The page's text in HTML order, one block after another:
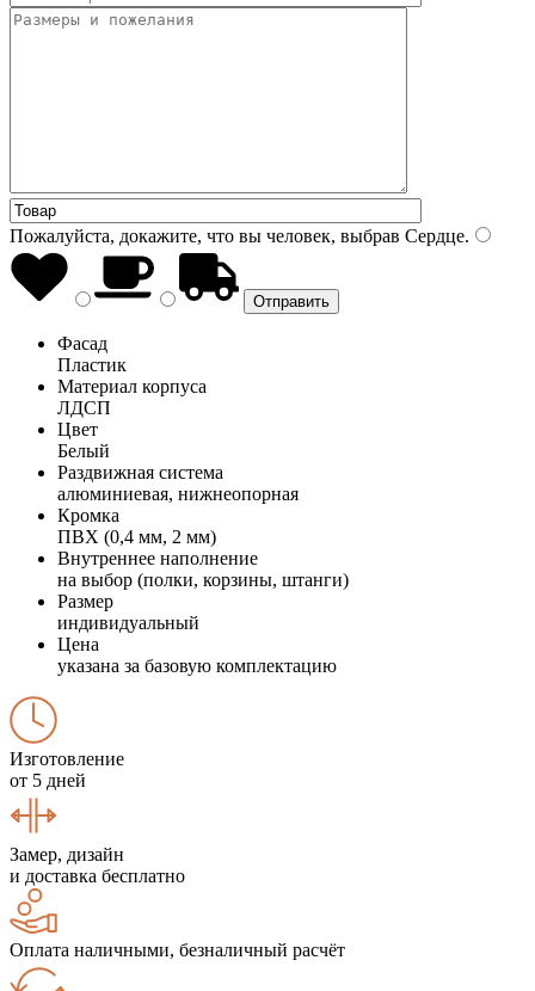
Пожалуйста, докажите, что вы человек, выбрав Сердце.
Фасад
Пластик
Материал корпуса
ЛДСП
Цвет
Белый
Раздвижная система
алюминиевая, нижнеопорная
Кромка
ПВХ (0,4 мм, 2 мм)
Внутреннее наполнение
на выбор (полки, корзины, штанги)
Размер
индивидуальный
Цена
указана за базовую комплектацию
Изготовление
от 5 дней
Замер, дизайн
и доставка бесплатно
Оплата наличными, безналичный расчёт